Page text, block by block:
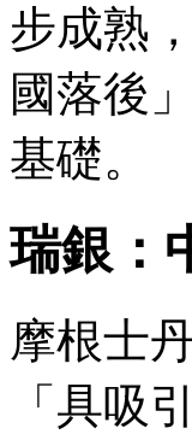
步成熟
國落後
基礎。
瑞銀：
摩根士
「具吸